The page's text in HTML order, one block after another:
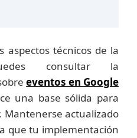
aspectos técnicos de la
consultar la
eventos en Google
una base sólida para
Mantenerse actualizado
que tu implementación